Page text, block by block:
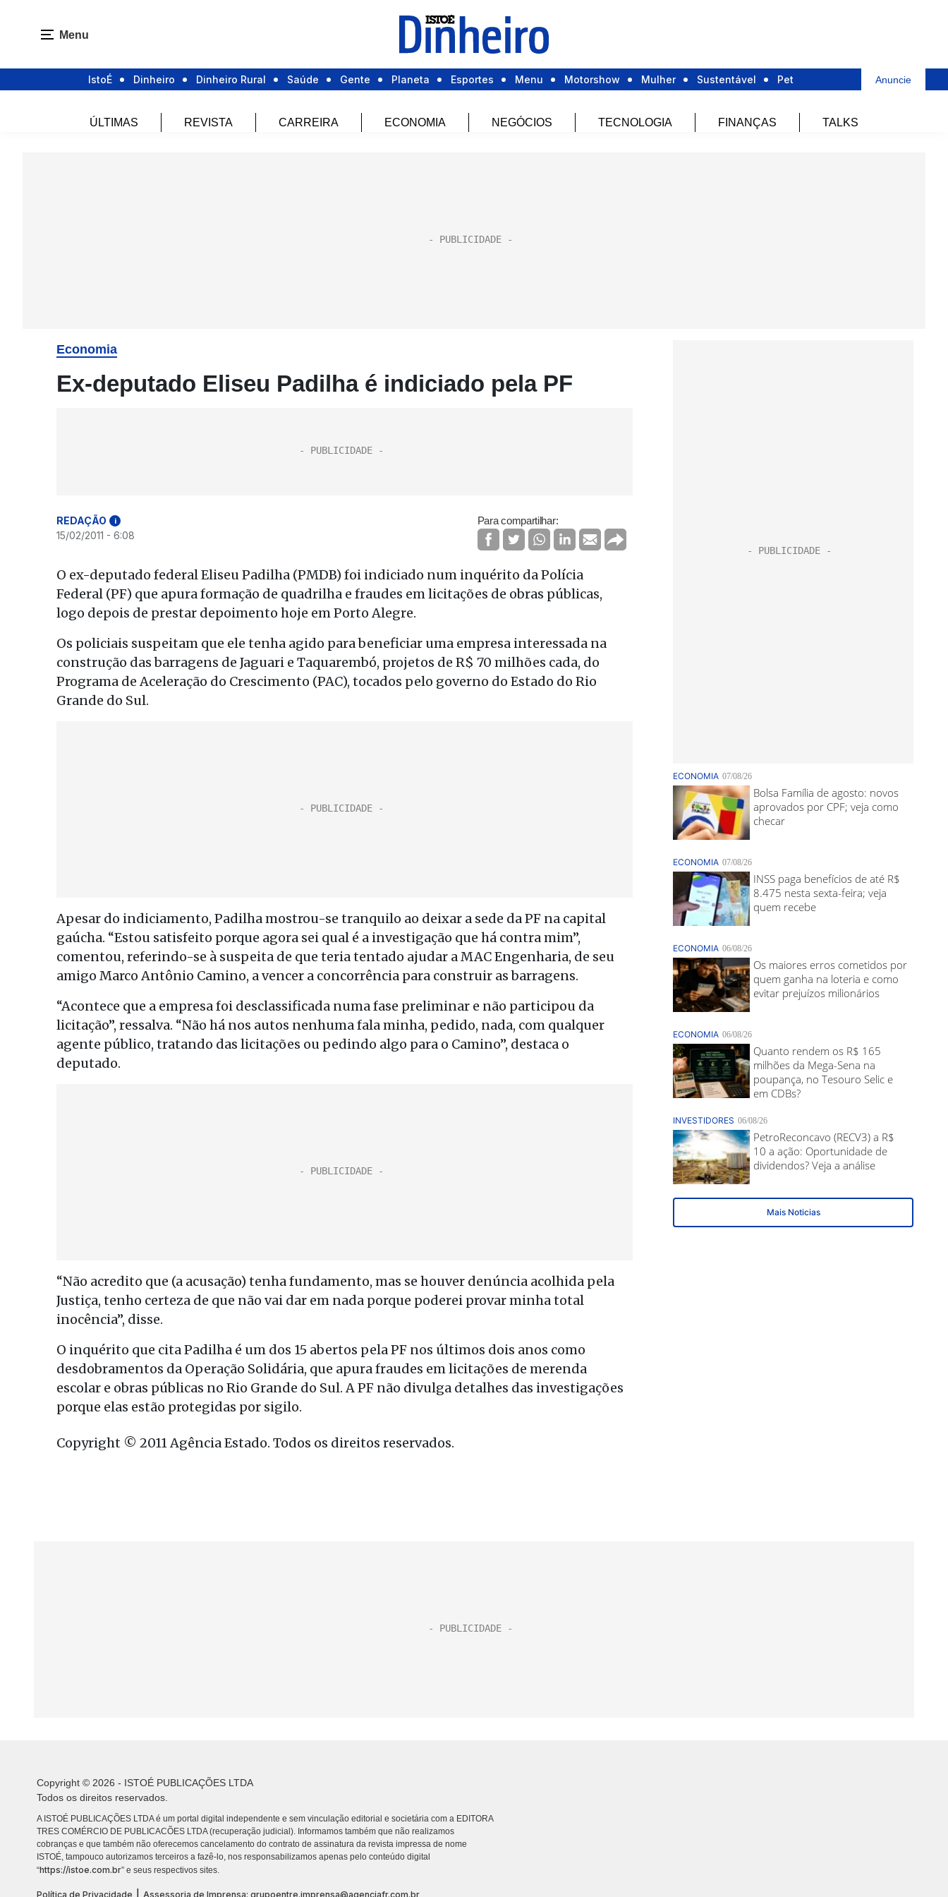
Menu
IstoÉ Dinheiro Dinheiro Rural Saúde Gente Planeta Esportes Menu Motorshow Mulher Sustentável Pet Anuncie
ÚLTIMAS REVISTA CARREIRA ECONOMIA NEGÓCIOS TECNOLOGIA FINANÇAS TALKS
Economia
Ex-deputado Eliseu Padilha é indiciado pela PF
REDAÇÃO i
15/02/2011 - 6:08
Para compartilhar:
O ex-deputado federal Eliseu Padilha (PMDB) foi indiciado num inquérito da Polícia
Federal (PF) que apura formação de quadrilha e fraudes em licitações de obras públicas,
logo depois de prestar depoimento hoje em Porto Alegre.
Os policiais suspeitam que ele tenha agido para beneficiar uma empresa interessada na
construção das barragens de Jaguari e Taquarembó, projetos de R$ 70 milhões cada, do
Programa de Aceleração do Crescimento (PAC), tocados pelo governo do Estado do Rio
Grande do Sul.
Apesar do indiciamento, Padilha mostrou-se tranquilo ao deixar a sede da PF na capital
gaúcha. “Estou satisfeito porque agora sei qual é a investigação que há contra mim”,
comentou, referindo-se à suspeita de que teria tentado ajudar a MAC Engenharia, de seu
amigo Marco Antônio Camino, a vencer a concorrência para construir as barragens.
“Acontece que a empresa foi desclassificada numa fase preliminar e não participou da
licitação”, ressalva. “Não há nos autos nenhuma fala minha, pedido, nada, com qualquer
agente público, tratando das licitações ou pedindo algo para o Camino”, destaca o
deputado.
“Não acredito que (a acusação) tenha fundamento, mas se houver denúncia acolhida pela
Justiça, tenho certeza de que não vai dar em nada porque poderei provar minha total
inocência”, disse.
O inquérito que cita Padilha é um dos 15 abertos pela PF nos últimos dois anos como
desdobramentos da Operação Solidária, que apura fraudes em licitações de merenda
escolar e obras públicas no Rio Grande do Sul. A PF não divulga detalhes das investigações
porque elas estão protegidas por sigilo.
Copyright © 2011 Agência Estado. Todos os direitos reservados.
Copyright © 2026 - ISTOÉ PUBLICAÇÕES LTDA
Todos os direitos reservados.
A ISTOÉ PUBLICAÇÕES LTDA é um portal digital independente e sem vinculação editorial e societária com a EDITORA
TRES COMÉRCIO DE PUBLICACÕES LTDA (recuperação judicial). Informamos também que não realizamos
cobranças e que também não oferecemos cancelamento do contrato de assinatura da revista impressa de nome
ISTOÉ, tampouco autorizamos terceiros a fazê-lo, nos responsabilizamos apenas pelo conteúdo digital
“https://istoe.com.br” e seus respectivos sites.
Política de Privacidade Assessoria de Imprensa: grupoentre.imprensa@agenciafr.com.br